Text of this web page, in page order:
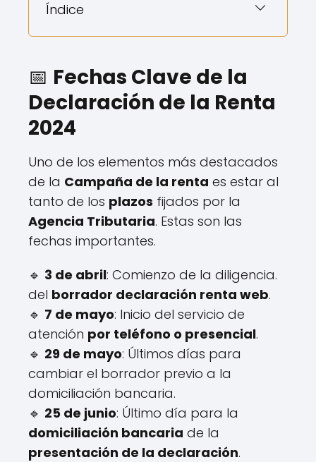
Índice
📅 Fechas Clave de la
Declaración de la Renta
2024
Uno de los elementos más destacados
de la Campaña de la renta es estar al
tanto de los plazos fijados por la
Agencia Tributaria. Estas son las
fechas importantes.
🔹 3 de abril: Comienzo de la diligencia.
del borrador declaración renta web.
🔹 7 de mayo: Inicio del servicio de
atención por teléfono o presencial.
🔹 29 de mayo: Últimos días para
cambiar el borrador previo a la
domiciliación bancaria.
🔹 25 de junio: Último día para la
domiciliación bancaria de la
presentación de la declaración.